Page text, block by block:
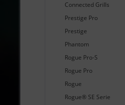
Connected Grills
Prestige Pro
Prestige
Phantom
Rogue Pro-S
Rogue Pro
Rogue
Rogue® SE Serie